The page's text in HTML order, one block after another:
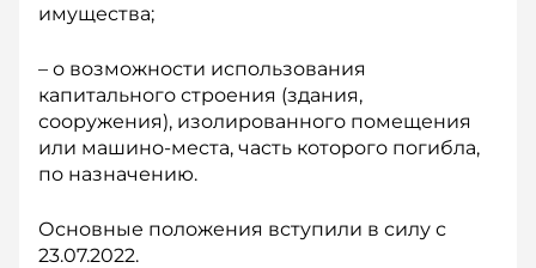
имущества;
– о возможности использования
капитального строения (здания,
сооружения), изолированного помещения
или машино-места, часть которого погибла,
по назначению.
Основные положения вступили в силу с
23.07.2022.